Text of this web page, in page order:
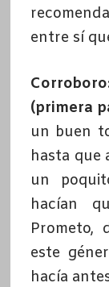
entre sí
(primera
un buen
hasta que
un
hacían
Prometo,
este
hacía